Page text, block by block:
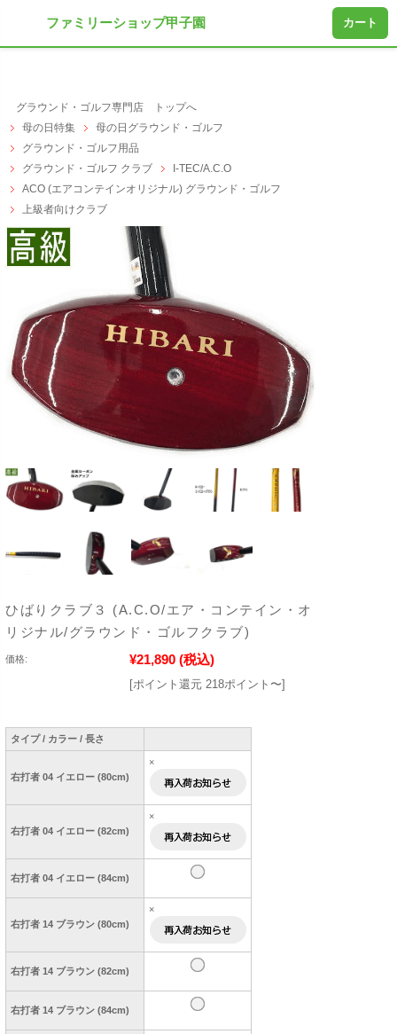
グラウンド・ゴルフ専門店 トップへ
母の日特集
母の日グラウンド・ゴルフ
グラウンド・ゴルフ用品
グラウンド・ゴルフ クラブ
I-TEC/A.C.O
ACO (エアコンテインオリジナル) グラウンド・ゴルフ
上級者向けクラブ
ひばりクラブ３ (A.C.O/エア・コンテイン・オ
リジナル/グラウンド・ゴルフクラブ)
価格: ¥21,890 (税込)
[ポイント還元 218ポイント〜]
タイプ / カラー / 長さ
右打者 04 イエロー (80cm)
×
右打者 04 イエロー (82cm)
×
右打者 04 イエロー (84cm)
右打者 14 ブラウン (80cm)
×
右打者 14 ブラウン (82cm)
右打者 14 ブラウン (84cm)
ファミリーショップ甲子園 カート